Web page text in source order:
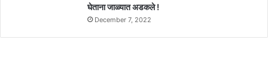
घेताना जाळ्यात अडकले !
December 7, 2022